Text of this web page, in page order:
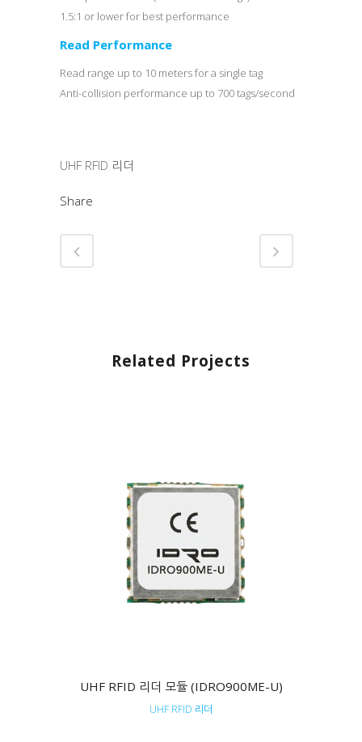
1.5:1 or lower for best performance
Read Performance
Read range up to 10 meters for a single tag
Anti-collision performance up to 700 tags/second
UHF RFID 리더
Share
Related Projects
UHF RFID 리더 모듈 (IDRO900ME-U)
UHF RFID 리더